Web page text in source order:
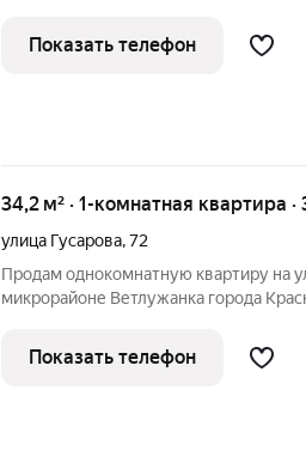
транспорта рядом с домом. Арт.
Показать телефон
34,2 м² · 1-комнатная квартира ·
улица Гусарова,72
Продам однокомнатную кваpтиру на
микрорайоне Ветлужанка города
квартире косметический ремонт: на
окна ПВХ,
Показать телефон